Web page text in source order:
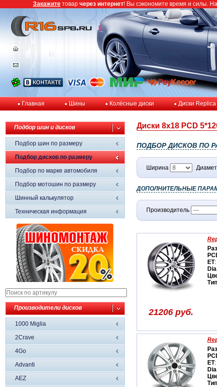
Главная Шины Колёсные диски Диски Replica
Подбор шин и дисков
Подбор шин по размеру
Подбор дисков по размеру
Подбор по марке автомобиля
Подбор мотошин по размеру
Шинный калькулятор
Техническая информация
Производители дисков
1000 Miglia
2Crave
4Go
Advanti
AEZ
Диски 8x18 PCD
ПОДБОР ДИСКОВ ПО
Ширина
ДОПОЛНИТЕЛЬНЫЕ
Производитель
ET
Dia
Тип
21206 руб.
ET
Dia
Тип
Закажите товар через интернет! Вы сэкономите время и силы.